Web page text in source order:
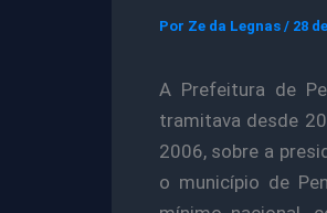
Por Ze da Legnas / 28
A Prefeitura de
tramitava desde
2006, sobre a
o município de